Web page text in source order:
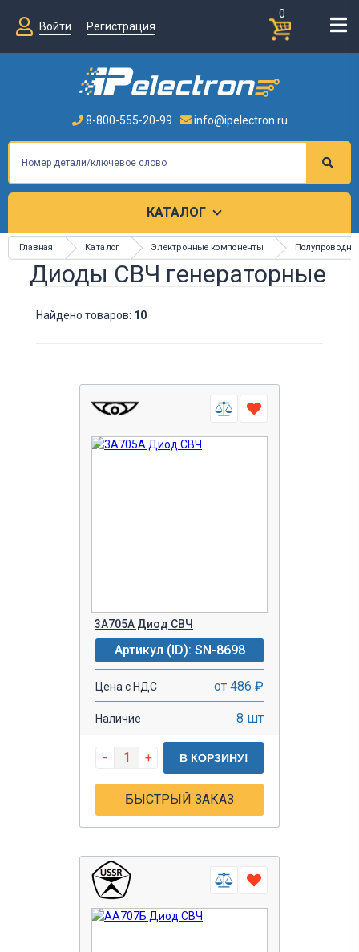
0
Войти
Регистрация
8-800-555-20-99 info@ipelectron.ru
КАТАЛОГ
Главная Каталог Электронные компоненты
Диоды СВЧ генераторные
Найдено товаров: 10
3А705А Диод СВЧ
Артикул (ID): SN-8698
Цена с НДС от 486 ₽
Наличие 8 шт
- + В КОРЗИНУ!
БЫСТРЫЙ ЗАКАЗ